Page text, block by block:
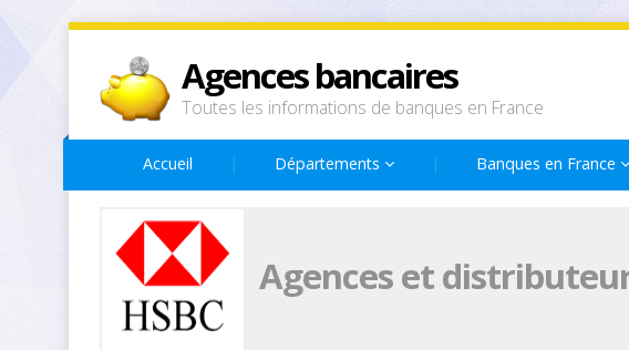
Agences bancaires
Toutes les informations de banques en France
Accueil Départements Banques en France
Agences et